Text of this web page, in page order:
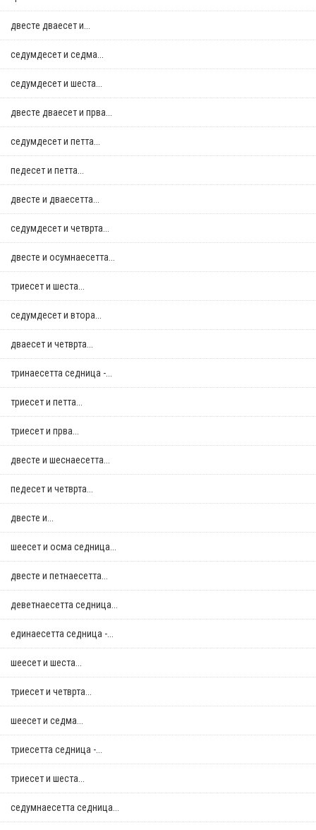
двестe дваесет и...
седумдесет и седма...
седумдесет и шеста...
двестe дваесет и прва...
седумдесет и петта...
педесет и петта...
двестe и дваесетта...
седумдесет и четврта...
двестe и осумнaесетта...
триесет и шеста...
седумдесет и втора...
дваесет и четврта...
тринаесетта седница -...
триесет и петта...
триесет и прва...
двестe и шеснаесетта...
педесет и четврта...
двестe и...
шеесет и осма седница...
двестe и петнаесетта...
деветнаесетта седница...
единаесетта седница -...
шеесет и шеста...
триесет и четврта...
шеесет и седма...
триесетта седница -...
триесет и шеста...
седумнаесетта седница...